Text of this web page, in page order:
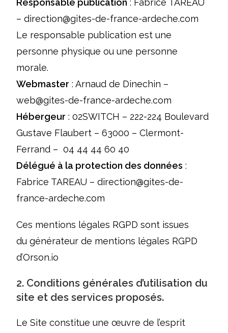
Responsable publication : Fabrice TAREAU
– direction@gites-de-france-ardeche.com
Le responsable publication est une
personne physique ou une personne
morale.
Webmaster : Arnaud de Dinechin –
web@gites-de-france-ardeche.com
Hébergeur : 02SWITCH – 222-224 Boulevard
Gustave Flaubert – 63000 – Clermont-
Ferrand – 04 44 44 60 40
Délégué à la protection des données :
Fabrice TAREAU – direction@gites-de-
france-ardeche.com
Ces mentions légales RGPD sont issues
dugénérateur de mentions légales RGPD
d’Orson.io
2. Conditions générales d’utilisation du
site et des services proposés.
Le Site constitue une œuvre de l’esprit